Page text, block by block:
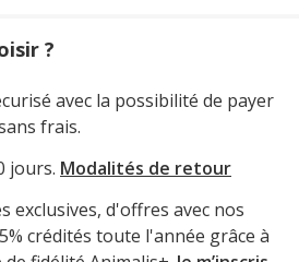
?
avec la possibilité de payer
frais.
jours. Modalités de retour
exclusives, d'offres avec nos
crédités toute l'année grâce à